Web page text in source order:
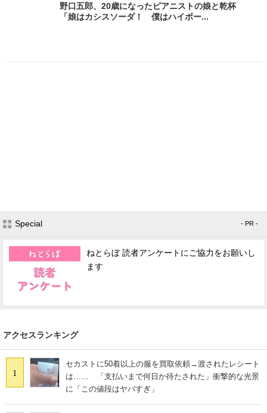
野口五郎、20歳になったピアニストの娘と乾杯
「娘はカシスソーダ！ 僕はハイボー...
Special - PR -
ねとらぼ 読者アンケートにご協力をお願いし
ます
アクセスランキング
1
セカストに50着以上の服を買取依頼→渡されたレシート
は…… 「支払いまで何日か待たされた」衝撃的な光景
に「この値段はヤバすぎ」